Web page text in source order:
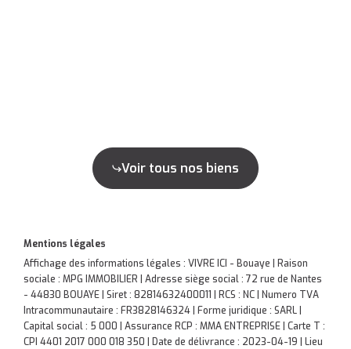
Voir tous nos biens
Mentions légales
Affichage des informations légales : VIVRE ICI - Bouaye | Raison
sociale : MPG IMMOBILIER | Adresse siège social : 72 rue de Nantes
- 44830 BOUAYE | Siret : 82814632400011 | RCS : NC | Numero TVA
Intracommunautaire : FR3828146324 | Forme juridique : SARL |
Capital social : 5 000 | Assurance RCP : MMA ENTREPRISE | Carte T :
CPI 4401 2017 000 018 350 | Date de délivrance : 2023-04-19 | Lieu